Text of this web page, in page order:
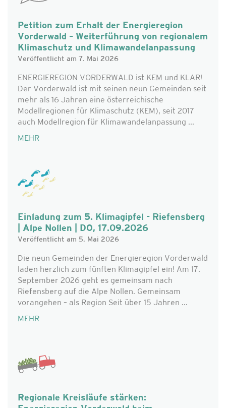
Petition zum Erhalt der Energieregion
Vorderwald – Weiterführung von regionalem
Klimaschutz und Klimawandelanpassung
Veröffentlicht am 7. Mai 2026
ENERGIEREGION VORDERWALD ist KEM und KLAR!
Der Vorderwald ist mit seinen neun Gemeinden seit
mehr als 16 Jahren eine österreichische
Modellregionen für Klimaschutz (KEM), seit 2017
auch Modellregion für Klimawandelanpassung ...
MEHR
Einladung zum 5. Klimagipfel - Riefensberg
| Alpe Nollen | DO, 17.09.2026
Veröffentlicht am 5. Mai 2026
Die neun Gemeinden der Energieregion Vorderwald
laden herzlich zum fünften Klimagipfel ein! Am 17.
September 2026 geht es gemeinsam nach
Riefensberg auf die Alpe Nollen. Gemeinsam
vorangehen – als Region Seit über 15 Jahren ...
MEHR
Regionale Kreisläufe stärken: